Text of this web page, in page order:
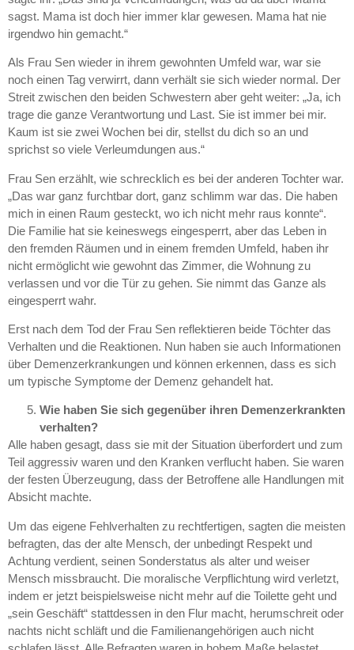
sagst. Mama ist doch hier immer klar gewesen. Mama hat nie
irgendwo hin gemacht.“
Als Frau Sen wieder in ihrem gewohnten Umfeld war, war sie
noch einen Tag verwirrt, dann verhält sie sich wieder normal. Der
Streit zwischen den beiden Schwestern aber geht weiter: „Ja, ich
trage die ganze Verantwortung und Last. Sie ist immer bei mir.
Kaum ist sie zwei Wochen bei dir, stellst du dich so an und
sprichst so viele Verleumdungen aus.“
Frau Sen erzählt, wie schrecklich es bei der anderen Tochter war.
„Das war ganz furchtbar dort, ganz schlimm war das. Die haben
mich in einen Raum gesteckt, wo ich nicht mehr raus konnte“.
Die Familie hat sie keineswegs eingesperrt, aber das Leben in
den fremden Räumen und in einem fremden Umfeld, haben ihr
nicht ermöglicht wie gewohnt das Zimmer, die Wohnung zu
verlassen und vor die Tür zu gehen. Sie nimmt das Ganze als
eingesperrt wahr.
Erst nach dem Tod der Frau Sen reflektieren beide Töchter das
Verhalten und die Reaktionen. Nun haben sie auch Informationen
über Demenzerkrankungen und können erkennen, dass es sich
um typische Symptome der Demenz gehandelt hat.
Wie haben Sie sich gegenüber ihren Demenzerkrankten
verhalten?
Alle haben gesagt, dass sie mit der Situation überfordert und zum
Teil aggressiv waren und den Kranken verflucht haben. Sie waren
der festen Überzeugung, dass der Betroffene alle Handlungen mit
Absicht machte.
Um das eigene Fehlverhalten zu rechtfertigen, sagten die meisten
befragten, das der alte Mensch, der unbedingt Respekt und
Achtung verdient, seinen Sonderstatus als alter und weiser
Mensch missbraucht. Die moralische Verpflichtung wird verletzt,
indem er jetzt beispielsweise nicht mehr auf die Toilette geht und
„sein Geschäft“ stattdessen in den Flur macht, herumschreit oder
nachts nicht schläft und die Familienangehörigen auch nicht